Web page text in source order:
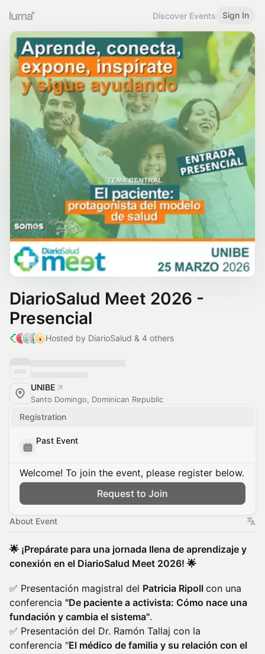
Discover Events Sign In
DiarioSalud Meet 2026 -
Presencial
Hosted by DiarioSalud & 4 others
UNIBE
Santo Domingo, Dominican Republic
Registration
Past Event
Welcome! To join the event, please register below.
Request to Join
About Event
​🌟 ¡Prepárate para una jornada llena de aprendizaje y
conexión en el DiarioSalud Meet 2026! 🌟
​✅ Presentación magistral del Patricia Ripoll con una
conferencia "De paciente a activista: Cómo nace una
fundación y cambia el sistema".
✅ Presentación del Dr. Ramón Tallaj con la
conferencia "El médico de familia y su relación con el